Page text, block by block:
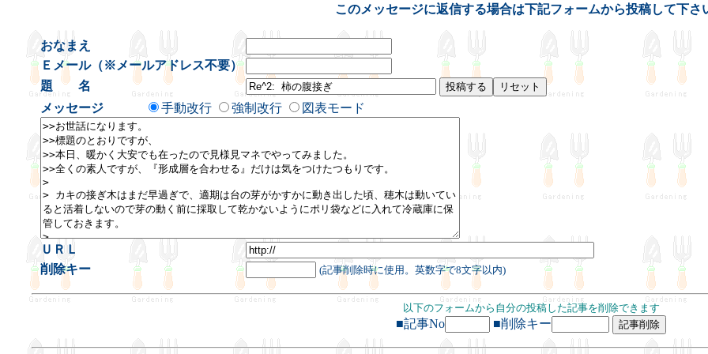
このメッセージに返信する場合は下記フォームから投稿して下さ
おなまえ
Ｅメール（※メールアドレス不要）
題 名
メッセージ
手動改行 強制改行 図表モード
ＵＲＬ
削除キー
(記事削除時に使用。英数字で8文字以内)
以下のフォームから自分の投稿した記事を削除できます
■記事No ■削除キー